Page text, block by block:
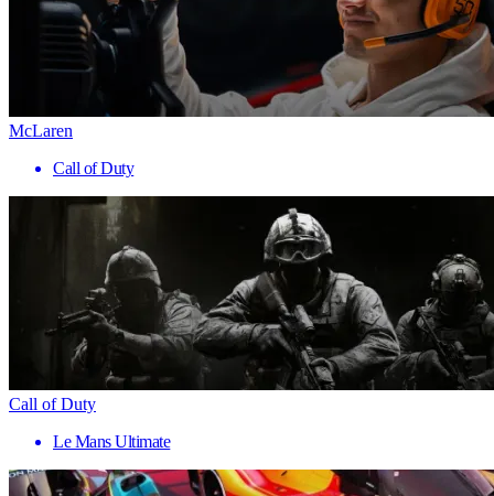
McLaren
Call of Duty
Call of Duty
Le Mans Ultimate